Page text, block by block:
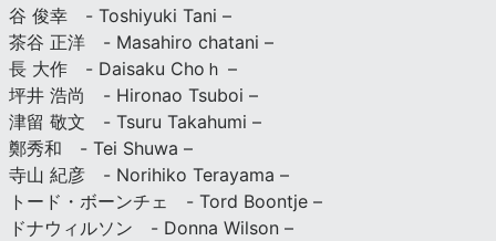
谷 俊幸 - Toshiyuki Tani –
茶谷 正洋 - Masahiro chatani –
長 大作 - Daisaku Choｈ –
坪井 浩尚 - Hironao Tsuboi –
津留 敬文 - Tsuru Takahumi –
鄭秀和 - Tei Shuwa –
寺山 紀彦 - Norihiko Terayama –
トード・ボーンチェ - Tord Boontje –
ドナウィルソン - Donna Wilson –